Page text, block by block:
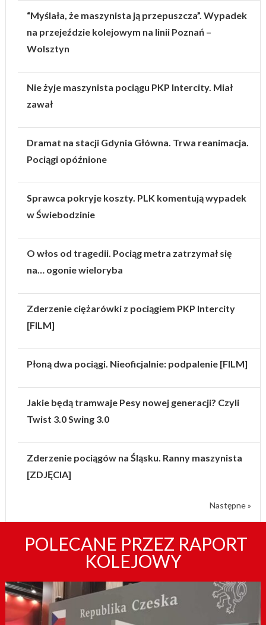
“Myślała, że maszynista ją przepuszcza”. Wypadek
na przejeździe kolejowym na linii Poznań –
Wolsztyn
Nie żyje maszynista pociągu PKP Intercity. Miał
zawał
Dramat na stacji Gdynia Główna. Trwa reanimacja.
Pociągi opóźnione
Sprawca pokryje koszty. PLK komentują wypadek
w Świebodzinie
O włos od tragedii. Pociąg metra zatrzymał się
na… ogonie wieloryba
Zderzenie ciężarówki z pociągiem PKP Intercity
[FILM]
Płoną dwa pociągi. Nieoficjalnie: podpalenie [FILM]
Jakie będą tramwaje Pesy nowej generacji? Czyli
Twist 3.0 Swing 3.0
Zderzenie pociągów na Śląsku. Ranny maszynista
[ZDJĘCIA]
Następne »
POLECANE PRZEZ RAPORT
KOLEJOWY